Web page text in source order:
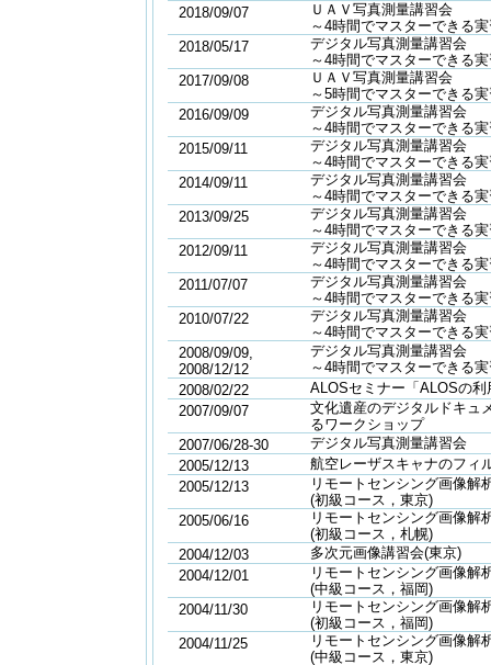
2018/09/07
ＵＡＶ写真測量講習会
～4時間でマスターできる
2018/05/17
デジタル写真測量講習会
～4時間でマスターできる
2017/09/08
ＵＡＶ写真測量講習会
～5時間でマスターできる
2016/09/09
デジタル写真測量講習会
～4時間でマスターできる
2015/09/11
デジタル写真測量講習会
～4時間でマスターできる
2014/09/11
デジタル写真測量講習会
～4時間でマスターできる
2013/09/25
デジタル写真測量講習会
～4時間でマスターできる
2012/09/11
デジタル写真測量講習会
～4時間でマスターできる
2011/07/07
デジタル写真測量講習会
～4時間でマスターできる
2010/07/22
デジタル写真測量講習会
～4時間でマスターできる
2008/09/09,
2008/12/12
デジタル写真測量講習会
～4時間でマスターできる
2008/02/22
ALOSセミナー「ALOSの
2007/09/07
文化遺産のデジタルドキュ
るワークショップ
2007/06/28-30
デジタル写真測量講習会
2005/12/13
航空レーザスキャナのフィ
2005/12/13
リモートセンシング画像解
(初級コース，東京)
2005/06/16
リモートセンシング画像解
(初級コース，札幌)
2004/12/03
多次元画像講習会(東京)
2004/12/01
リモートセンシング画像解
(中級コース，福岡)
2004/11/30
リモートセンシング画像解
(初級コース，福岡)
2004/11/25
リモートセンシング画像解
(中級コース，東京)